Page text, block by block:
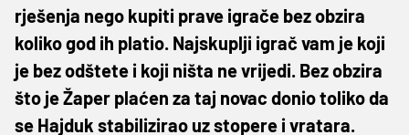
rješenja nego kupiti prave igrače bez obzira
koliko god ih platio. Najskuplji igrač vam je koji
je bez odštete i koji ništa ne vrijedi. Bez obzira
što je Žaper plaćen za taj novac donio toliko da
se Hajduk stabilizirao uz stopere i vratara.